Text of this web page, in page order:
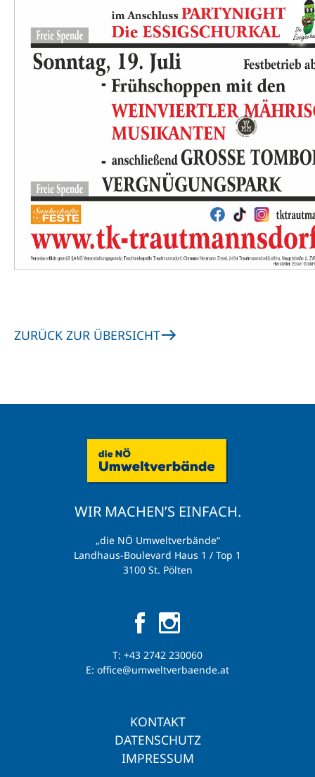
ZURÜCK ZUR ÜBERSICHT
WIR MACHEN’S EINFACH.
„die NÖ Umweltverbände“
Landhaus-Boulevard Haus 1 / Top 1
3100 St. Pölten
T: +43 2742 230060
E: office@umweltverbaende.at
KONTAKT
DATENSCHUTZ
IMPRESSUM